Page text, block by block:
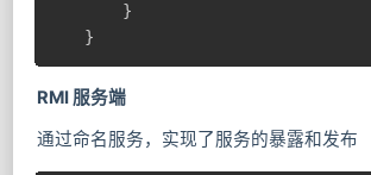
}
}
RMI 服务端
通过命名服务，实现了服务的暴露和发布